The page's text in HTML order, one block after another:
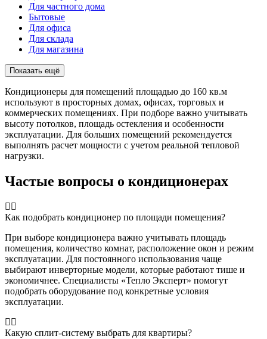
Для частного дома
Бытовые
Для офиса
Для склада
Для магазина
Показать ещё
Кондиционеры для помещений площадью до 160 кв.м
используют в просторных домах, офисах, торговых и
коммерческих помещениях. При подборе важно учитывать
высоту потолков, площадь остекления и особенности
эксплуатации. Для больших помещений рекомендуется
выполнять расчет мощности с учетом реальной тепловой
нагрузки.
Частые вопросы о кондиционерах
Как подобрать кондиционер по площади помещения?
При выборе кондиционера важно учитывать площадь
помещения, количество комнат, расположение окон и режим
эксплуатации. Для постоянного использования чаще
выбирают инверторные модели, которые работают тише и
экономичнее. Специалисты «Тепло Эксперт» помогут
подобрать оборудование под конкретные условия
эксплуатации.
Какую сплит-систему выбрать для квартиры?